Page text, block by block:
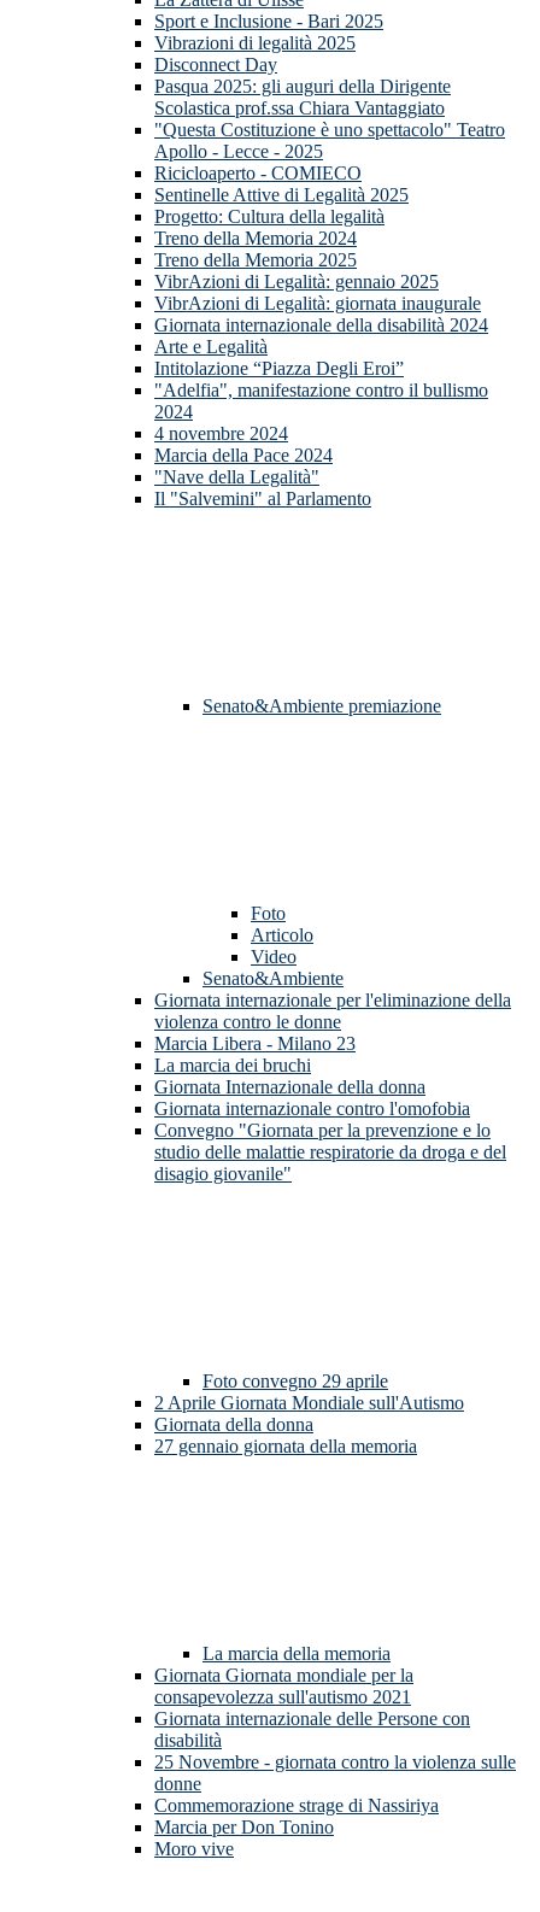
Sport e Inclusione - Bari 2025
Vibrazioni di legalità 2025
Disconnect Day
Pasqua 2025: gli auguri della Dirigente
Scolastica prof.ssa Chiara Vantaggiato
"Questa Costituzione è uno spettacolo" Teatro
Apollo - Lecce - 2025
Ricicloaperto - COMIECO
Sentinelle Attive di Legalità 2025
Progetto: Cultura della legalità
Treno della Memoria 2024
Treno della Memoria 2025
VibrAzioni di Legalità: gennaio 2025
VibrAzioni di Legalità: giornata inaugurale
Giornata internazionale della disabilità 2024
Arte e Legalità
Intitolazione “Piazza Degli Eroi”
"Adelfia", manifestazione contro il bullismo
2024
4 novembre 2024
Marcia della Pace 2024
"Nave della Legalità"
Il "Salvemini" al Parlamento
Senato&Ambiente premiazione
Foto
Articolo
Video
Senato&Ambiente
Giornata internazionale per l'eliminazione della
violenza contro le donne
Marcia Libera - Milano 23
La marcia dei bruchi
Giornata Internazionale della donna
Giornata internazionale contro l'omofobia
Convegno "Giornata per la prevenzione e lo
studio delle malattie respiratorie da droga e del
disagio giovanile"
Foto convegno 29 aprile
2 Aprile Giornata Mondiale sull'Autismo
Giornata della donna
27 gennaio giornata della memoria
La marcia della memoria
Giornata Giornata mondiale per la
consapevolezza sull'autismo 2021
Giornata internazionale delle Persone con
disabilità
25 Novembre - giornata contro la violenza sulle
donne
Commemorazione strage di Nassiriya
Marcia per Don Tonino
Moro vive